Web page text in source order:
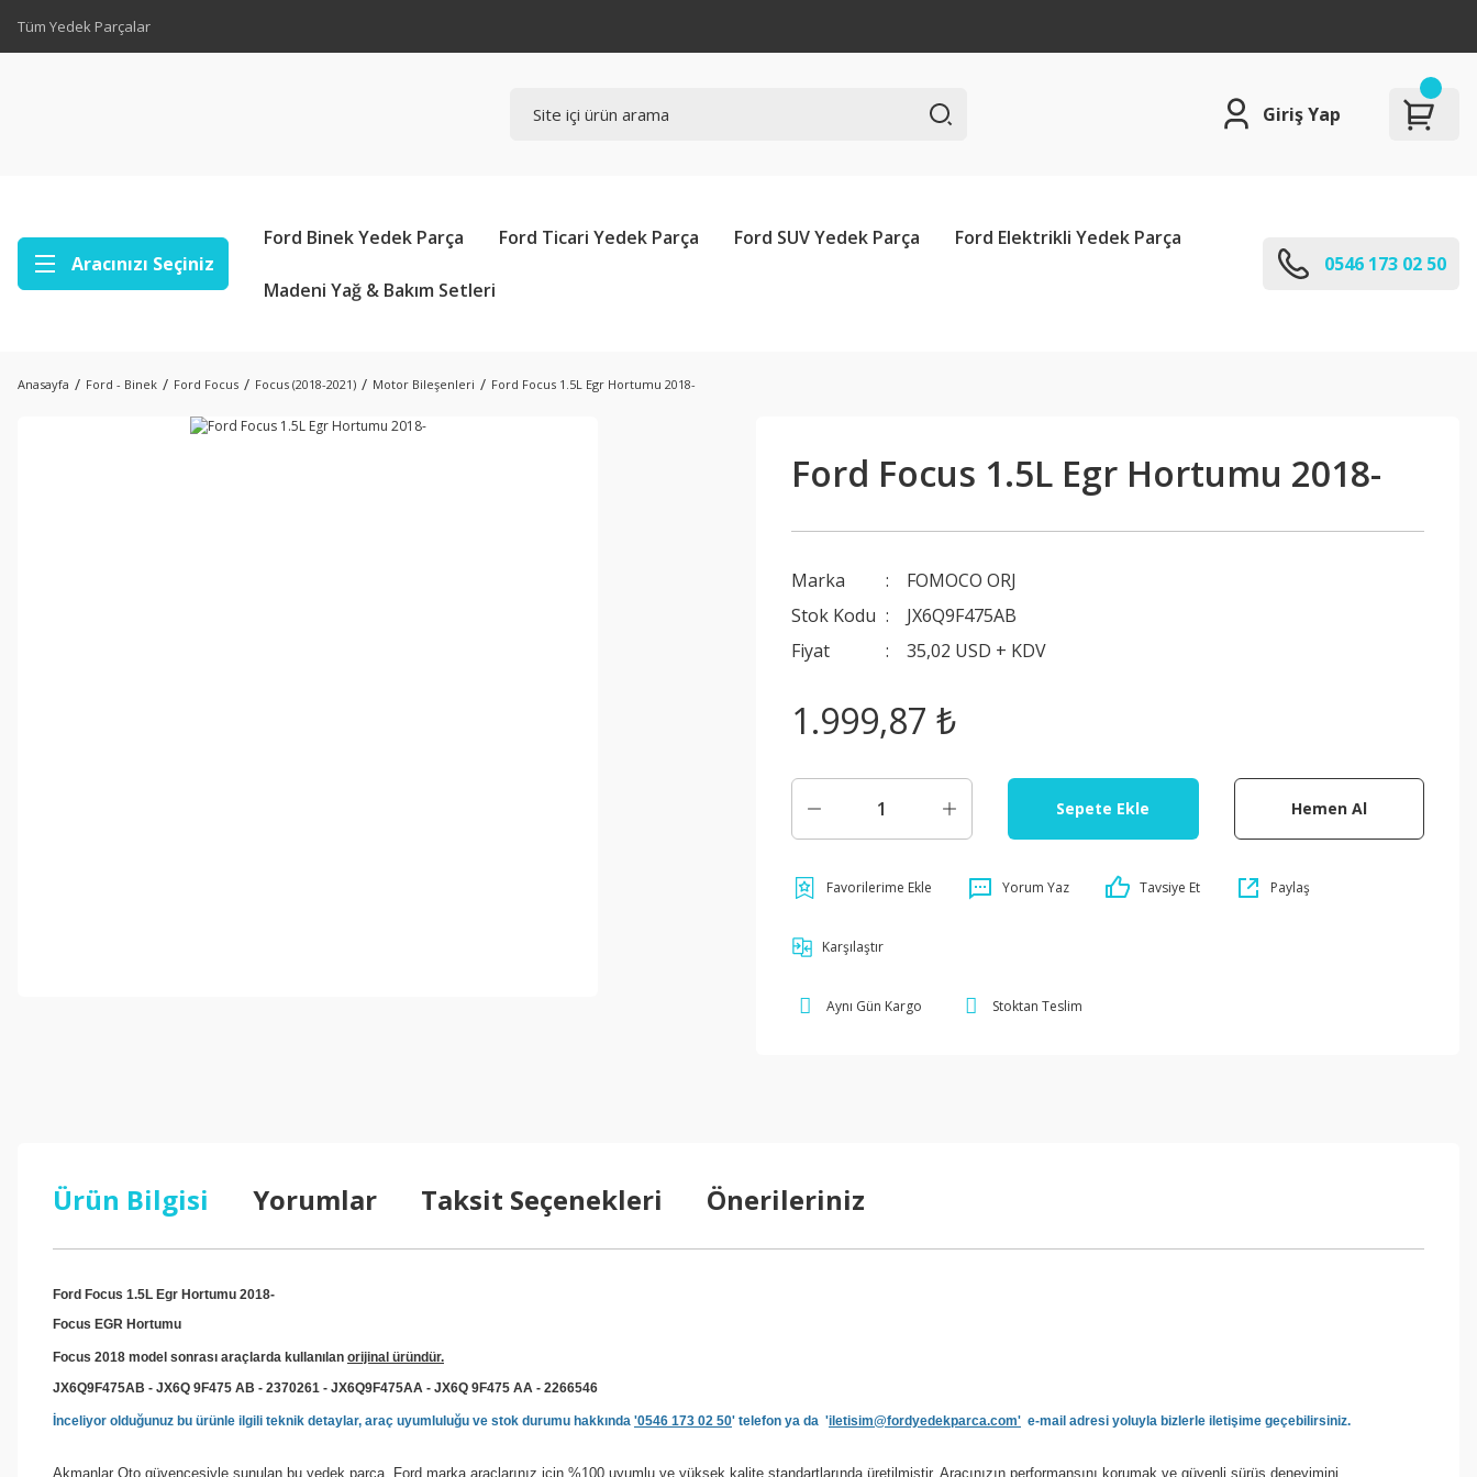
Tüm Yedek Parçalar
Giriş Yap
Aracınızı Seçiniz
Ford Binek Yedek Parça Ford Ticari Yedek Parça Ford SUV Yedek Parça Ford Elektrikli Yedek Parça
Madeni Yağ & Bakım Setleri
0546 173 02 50
Anasayfa Ford - Binek Ford Focus Focus (2018-2021) Motor Bileşenleri Ford Focus 1.5L Egr Hortumu 2018-
Ford Focus 1.5L Egr Hortumu 2018-
Marka
FOMOCO ORJ
Stok Kodu
JX6Q9F475AB
Fiyat
35,02 USD + KDV
1.999,87 ₺
Sepete Ekle Hemen Al
Yorum Yaz Tavsiye Et Paylaş
Karşılaştır
Aynı Gün Kargo Stoktan Teslim
Ürün Bilgisi Yorumlar Taksit Seçenekleri Önerileriniz
Ford Focus 1.5L Egr Hortumu 2018-
Focus EGR Hortumu
Focus 2018 model sonrası araçlarda kullanılan orijinal üründür.
JX6Q9F475AB - JX6Q 9F475 AB - 2370261 - JX6Q9F475AA - JX6Q 9F475 AA - 2266546
İnceliyor olduğunuz bu ürünle ilgili teknik detaylar, araç uyumluluğu ve stok durumu hakkında '0546 173 02 50' telefon ya da 'iletisim@fordyedekparca.com' e-mail adresi yoluyla bizlerle iletişime geçebilirsiniz.
Akmanlar Oto güvencesiyle sunulan bu yedek parça, Ford marka araçlarınız için %100 uyumlu ve yüksek kalite standartlarında üretilmiştir. Aracınızın performansını korumak ve güvenli sürüş deneyimini